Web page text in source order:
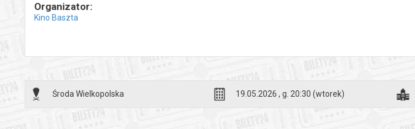
Organizator:
Kino Baszta
Środa Wielkopolska 19.05.2026 , g. 20:30 (wtorek)